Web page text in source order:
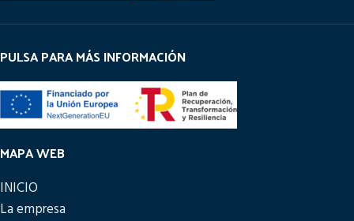
PULSA PARA MÁS INFORMACIÓN
MAPA WEB
INICIO
La empresa